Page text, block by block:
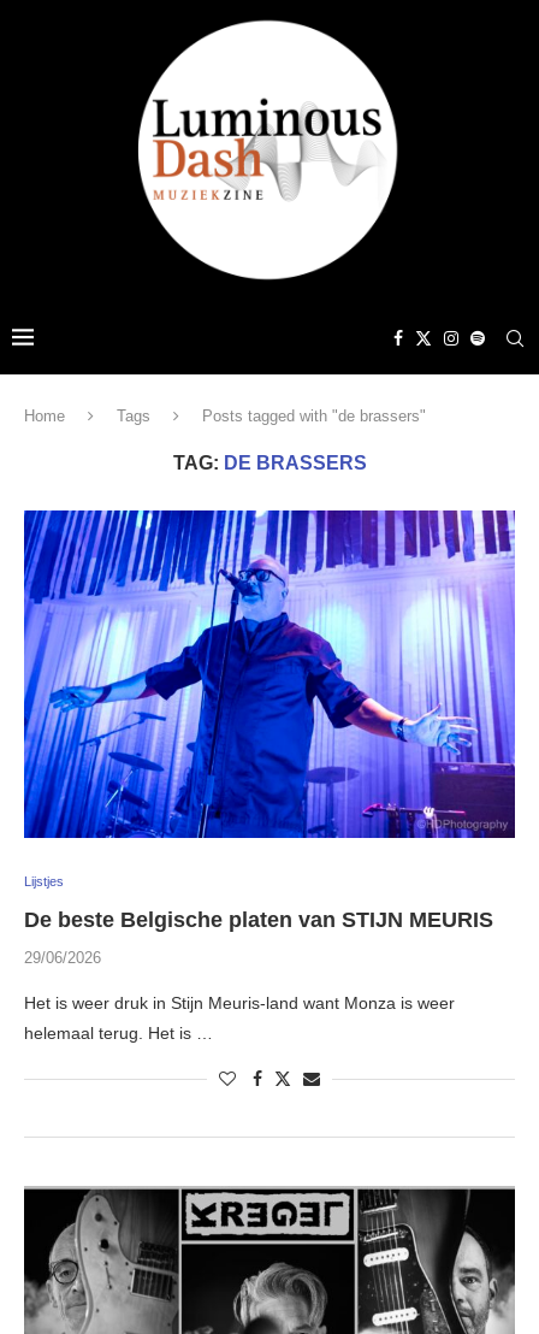
Home Tags Posts tagged with "de brassers"
TAG: DE BRASSERS
Lijstjes
De beste Belgische platen van STIJN MEURIS
29/06/2026
Het is weer druk in Stijn Meuris-land want Monza is weer
helemaal terug. Het is …